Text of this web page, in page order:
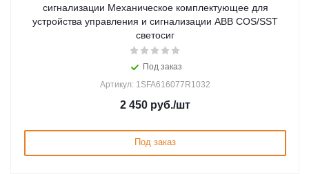
сигнализации Механическое комплектующее для
устройства управления и сигнализации ABB COS/SST
светосиг
Под заказ
Артикул: 1SFA616077R1032
2 450 руб./шт
Под заказ